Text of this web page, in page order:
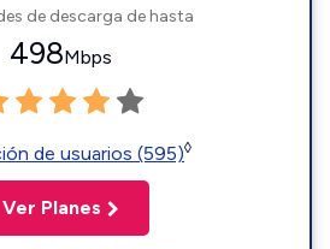
de descarga de hasta
498Mbps
de usuarios (595)◊
Ver Planes